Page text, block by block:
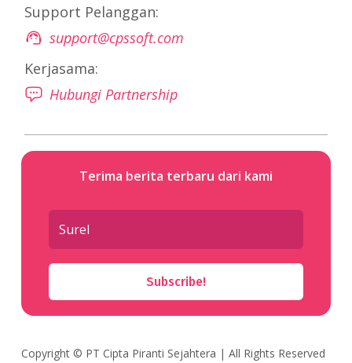
Support Pelanggan:
support@cpssoft.com
Kerjasama:
Hubungi Partnership
Terima berita terbaru dari kami
Subscribe!
Copyright © PT Cipta Piranti Sejahtera | All Rights Reserved